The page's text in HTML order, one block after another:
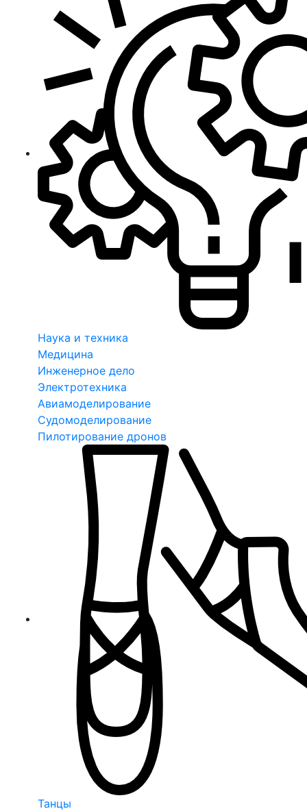
Наука и техника
Медицина
Инженерное дело
Электротехника
Авиамоделирование
Судомоделирование
Пилотирование дронов
Танцы